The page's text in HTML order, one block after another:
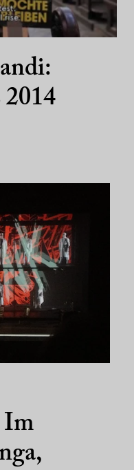
2014
Im